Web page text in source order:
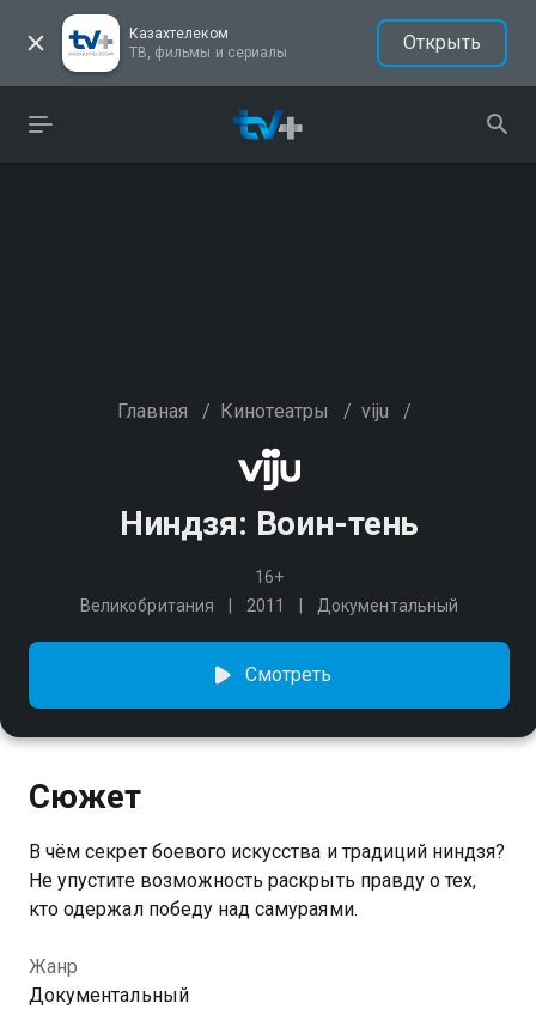
Казахтелеком
ТВ, фильмы и сериалы
Открыть
Главная / Кинотеатры / viju /
Ниндзя: Воин-тень
16+
Великобритания
2011 Документальный
Смотреть
Сюжет
В чём секрет боевого искусства и традиций ниндзя?
Не упустите возможность раскрыть правду о тех,
кто одержал победу над самураями.
Жанр
Документальный